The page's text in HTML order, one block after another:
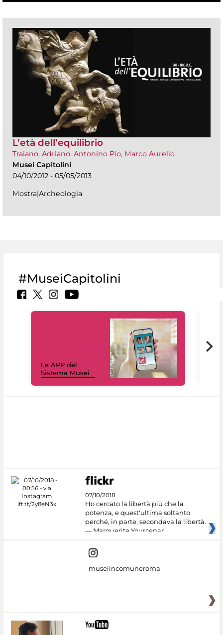
L’età dell’equilibrio
Traiano, Adriano, Antonino Pio, Marco Aurelio
Musei Capitolini
04/10/2012 - 05/05/2013
Mostra|Archeologia
#MuseiCapitolini
Le APP del
Sistema Musei
07/10/2018
Ho cercato la libertà più che la
potenza, e quest'ultima soltanto
perché, in parte, secondava la libertà.
— Marguerite Yourcenar
museiincomuneroma